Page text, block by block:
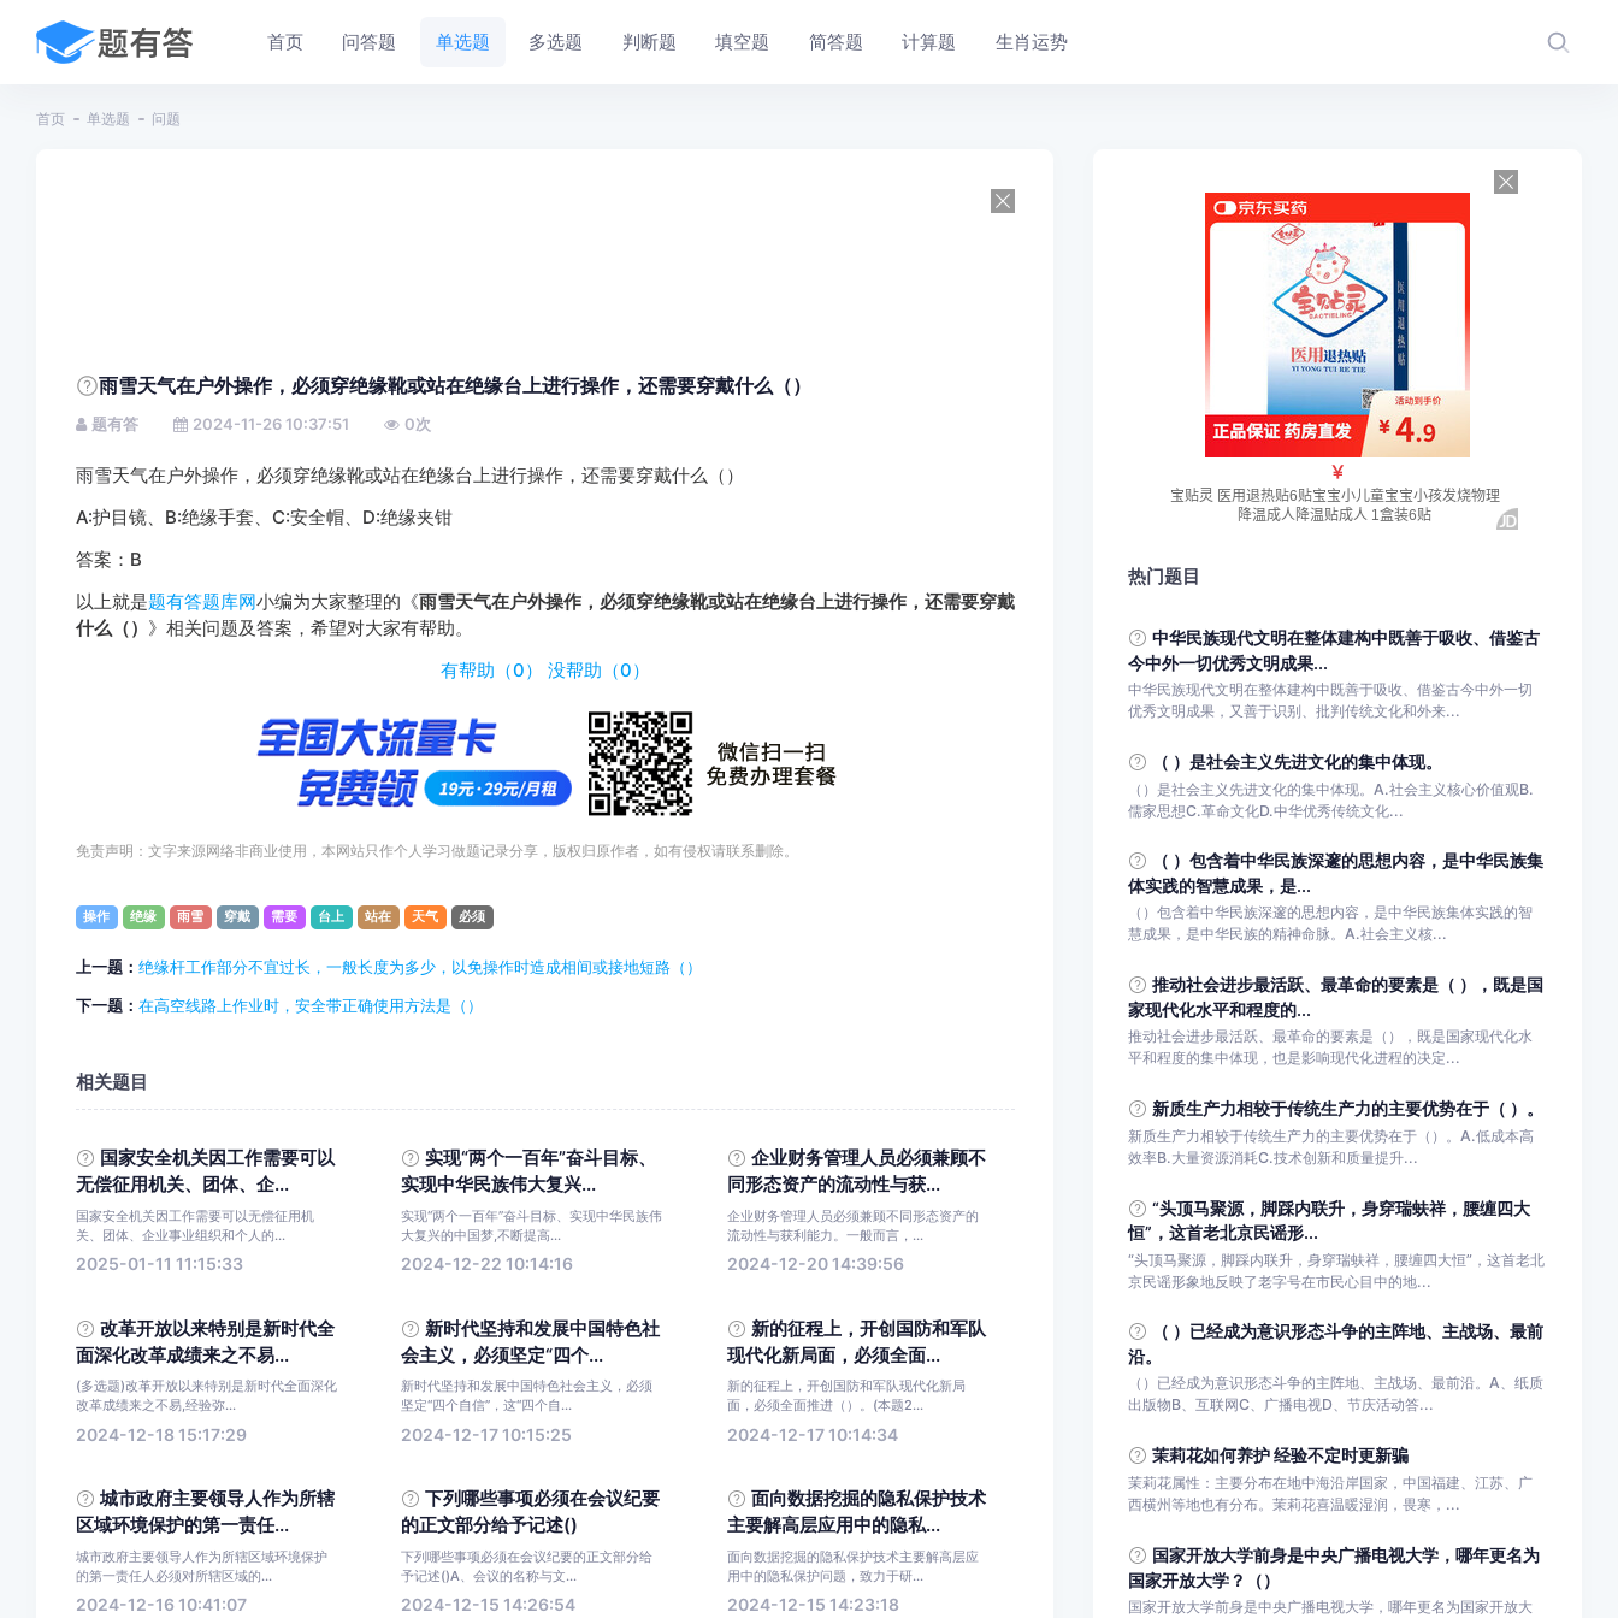
首页 问答题 单选题 多选题 判断题 填空题 简答题 计算题 生肖运势
首页 单选题 问题
雨雪天气在户外操作，必须穿绝缘靴或站在绝缘台上进行操作，还需要穿戴什么（）
题有答 2024-11-26 10:37:51 0次
雨雪天气在户外操作，必须穿绝缘靴或站在绝缘台上进行操作，还需要穿戴什么（）
A:护目镜、B:绝缘手套、C:安全帽、D:绝缘夹钳
答案：B
以上就是题有答题库网小编为大家整理的《雨雪天气在户外操作，必须穿绝缘靴或站在绝缘台上进行操作，还需要穿戴
什么（） 》相关问题及答案，希望对大家有帮助。
有帮助（0） 没帮助（0）
免责声明：文字来源网络非商业使用，本网站只作个人学习做题记录分享，版权归原作者，如有侵权请联系删除。
操作 绝缘 雨雪 穿戴 需要 台上 站在 天气 必须
上一题： 绝缘杆工作部分不宜过长，一般长度为多少，以免操作时造成相间或接地短路（）
下一题： 在高空线路上作业时，安全带正确使用方法是（）
相关题目
国家安全机关因工作需要可以
无偿征用机关、团体、企...
国家安全机关因工作需要可以无偿征用机
关、团体、企业事业组织和个人的...
2025-01-11 11:15:33
实现“两个一百年”奋斗目标、
实现中华民族伟大复兴...
实现“两个一百年”奋斗目标、实现中华民族伟
大复兴的中国梦,不断提高...
2024-12-22 10:14:16
企业财务管理人员必须兼顾不
同形态资产的流动性与获...
企业财务管理人员必须兼顾不同形态资产的
流动性与获利能力。一般而言，...
2024-12-20 14:39:56
改革开放以来特别是新时代全
面深化改革成绩来之不易...
(多选题)改革开放以来特别是新时代全面深化
改革成绩来之不易,经验弥...
2024-12-18 15:17:29
新时代坚持和发展中国特色社
会主义，必须坚定“四个...
新时代坚持和发展中国特色社会主义，必须
坚定“四个自信”，这“四个自...
2024-12-17 10:15:25
新的征程上，开创国防和军队
现代化新局面，必须全面...
新的征程上，开创国防和军队现代化新局
面，必须全面推进（）。(本题2...
2024-12-17 10:14:34
城市政府主要领导人作为所辖
区域环境保护的第一责任...
城市政府主要领导人作为所辖区域环境保护
的第一责任人必须对所辖区域的...
2024-12-16 10:41:07
下列哪些事项必须在会议纪要
的正文部分给予记述()
下列哪些事项必须在会议纪要的正文部分给
予记述()A、会议的名称与文...
2024-12-15 14:26:54
面向数据挖掘的隐私保护技术
主要解高层应用中的隐私...
面向数据挖掘的隐私保护技术主要解高层应
用中的隐私保护问题，致力于研...
2024-12-15 14:23:18
热门题目
中华民族现代文明在整体建构中既善于吸收、借鉴古
今中外一切优秀文明成果...
中华民族现代文明在整体建构中既善于吸收、借鉴古今中外一切
优秀文明成果，又善于识别、批判传统文化和外来...
（ ）是社会主义先进文化的集中体现。
（）是社会主义先进文化的集中体现。A.社会主义核心价值观B.
儒家思想C.革命文化D.中华优秀传统文化...
（ ）包含着中华民族深邃的思想内容，是中华民族集
体实践的智慧成果，是...
（）包含着中华民族深邃的思想内容，是中华民族集体实践的智
慧成果，是中华民族的精神命脉。A.社会主义核...
推动社会进步最活跃、最革命的要素是（ ），既是国
家现代化水平和程度的...
推动社会进步最活跃、最革命的要素是（），既是国家现代化水
平和程度的集中体现，也是影响现代化进程的决定...
新质生产力相较于传统生产力的主要优势在于（ ）。
新质生产力相较于传统生产力的主要优势在于（）。A.低成本高
效率B.大量资源消耗C.技术创新和质量提升...
“头顶马聚源，脚踩内联升，身穿瑞蚨祥，腰缠四大
恒”，这首老北京民谣形...
“头顶马聚源，脚踩内联升，身穿瑞蚨祥，腰缠四大恒”，这首老北
京民谣形象地反映了老字号在市民心目中的地...
（ ）已经成为意识形态斗争的主阵地、主战场、最前
沿。
（）已经成为意识形态斗争的主阵地、主战场、最前沿。A、纸质
出版物B、互联网C、广播电视D、节庆活动答...
茉莉花如何养护 经验不定时更新骗
茉莉花属性：主要分布在地中海沿岸国家，中国福建、江苏、广
西横州等地也有分布。茉莉花喜温暖湿润，畏寒，...
国家开放大学前身是中央广播电视大学，哪年更名为
国家开放大学？（）
国家开放大学前身是中央广播电视大学，哪年更名为国家开放大